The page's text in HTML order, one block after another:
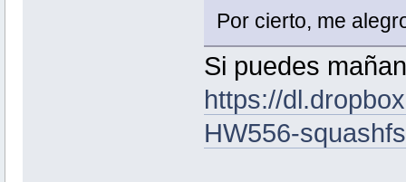
Por cierto, me
Si puedes
https://
HW556-